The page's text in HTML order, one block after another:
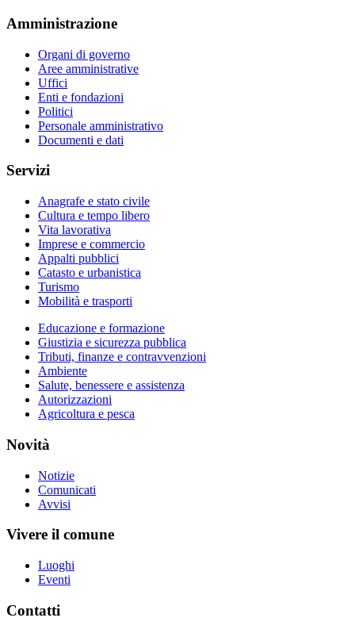
Amministrazione
Organi di governo
Aree amministrative
Uffici
Enti e fondazioni
Politici
Personale amministrativo
Documenti e dati
Servizi
Anagrafe e stato civile
Cultura e tempo libero
Vita lavorativa
Imprese e commercio
Appalti pubblici
Catasto e urbanistica
Turismo
Mobilità e trasporti
Educazione e formazione
Giustizia e sicurezza pubblica
Tributi, finanze e contravvenzioni
Ambiente
Salute, benessere e assistenza
Autorizzazioni
Agricoltura e pesca
Novità
Notizie
Comunicati
Avvisi
Vivere il comune
Luoghi
Eventi
Contatti